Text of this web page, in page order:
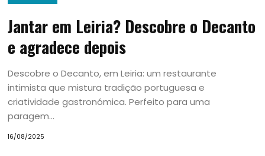
Jantar em Leiria? Descobre o Decanto
e agradece depois
Descobre o Decanto, em Leiria: um restaurante
intimista que mistura tradição portuguesa e
criatividade gastronómica. Perfeito para uma
paragem...
16/08/2025